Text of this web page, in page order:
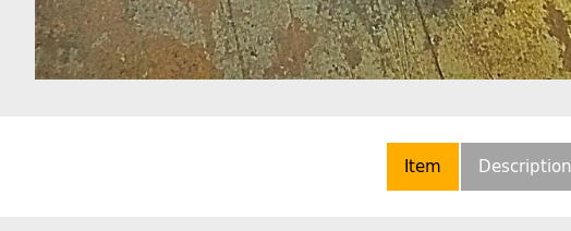
Item Description